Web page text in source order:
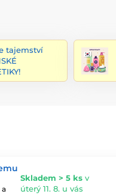
tajemství
a
Skladem > 5 ks v
úterý 11. 8. u vás